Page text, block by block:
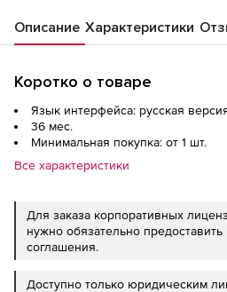
Описание Характеристики
Коротко о товаре
Язык интерфейса: русская
36 мес.
Минимальная покупка: от 1 шт.
Все характеристики
Для заказа корпоративных
нужно обязательно
соглашения.
Доступно только юридическим